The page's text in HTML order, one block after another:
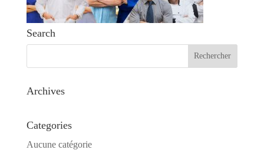
Search
Archives
Categories
Aucune catégorie